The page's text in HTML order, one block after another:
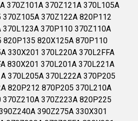
370Z101A 370Z121A 370L105A
370Z122A 820P112
370P110 370Z110A
820P135 820X125A 870P110
330X201 370L220A 370L2FFA
830X201 370L201A 370L221A
370L205A 370L222A 370P205
820P212 870P205 370L210A
370Z223A 820P225
390Z275A 330X301